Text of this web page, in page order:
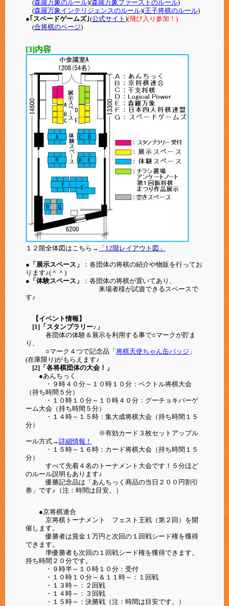
(森羅万象のルール)(森羅万象ファーストのルール)
(森羅万象インテリジェンスのルール)(王子将棋のルール)
●｢スペードゲームズ｣(公式サイト )(飛び入り参加！)
(合将棋のページ)
[3]内容
１２階全体図はこちら→ 「12階レイアウト図」
●「展示スペース」
：各団体の将棋の紹介や物販を行ってお
ります♪(＾＾)
●「体験スペース」
：各団体の将棋が置いてあり、
来場者様が試遊できるスペースで
す♪
【イベント情報】
[1]「スタンプラリー♪」
各団体の体験＆展示を利用する事で○マークが貯ま
り、
○マーク４つで記念品「 将棋天使ちゃん缶バッジ 」
(在庫限り)がもらえます♪
[2]「各将棋団体の大会！」
●あんちっく
・９時４０分～１０時１０分：ベクトル将棋大会
（持ち時間５分）
・１０時１０分～１０時４０分：グーチョキパーゲ
ーム大会（持ち時間５分）
・１４時～１５時：集大成将棋大会（持ち時間１５
分）
※有効カード３枚セットアップル
ール方式→詳細情報！
・１５時～１６時：カード将棋大会（持ち時間１５
分）
すべて先着４名のトーナメント大会です！５分ほど
のルール説明もあります♪
優勝記念品は「あんちっく商品の当日２００円割引
券」です♪（注：時間は目安。）
●京将棋連合
京将棋トーナメント フェスト王戦（第２回）を開
催します。
優勝者は賞金１万円と次回の１回戦シード権を獲得
できます。
準優勝者も次回の１回戦シード権を獲得できます。
持ち時間２０分です。
・９時半～１０時１０分：受付
・１０時１０分～＆１１時～：１回戦
・１３時～：２回戦
・１４時～：３回戦
・１５時～：決勝戦（注：時間は目安です。）